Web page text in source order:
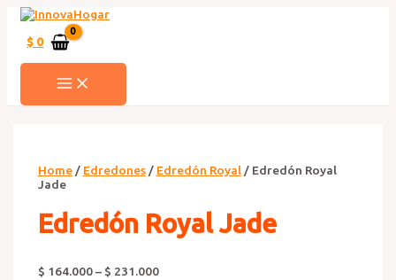
contenido
$ 0
MAIN
MENU
Home/ Edredones/ Edredón Royal/ Edredón Royal
Jade
Edredón Royal Jade
$ 164.000– $ 231.000